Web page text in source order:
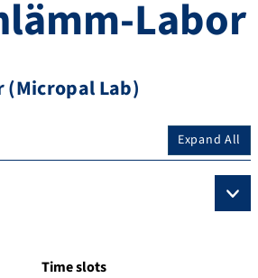
Labor
(Micropal Lab)
Expand All
Time slots